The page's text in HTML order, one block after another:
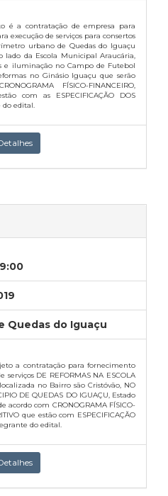
é a contratação de empresa para
execução de serviços para consertos
urbano de Quedas do Iguaçu
lado da Escola Municipal Araucária,
e iluminação no Campo de Futebol
no Ginásio Iguaçu que serão
FÍSICO-FINANCEIRO,
com as ESPECIFICAÇÃO DOS
do edital.
Quedas do Iguaçu
a contratação para fornecimento
DE REFORMAS NA ESCOLA
no Bairro são Cristóvão, NO
DE QUEDAS DO IGUAÇU, Estado
acordo com CRONOGRAMA FÍSICO-
que estão com ESPECIFICAÇÃO
do edital.